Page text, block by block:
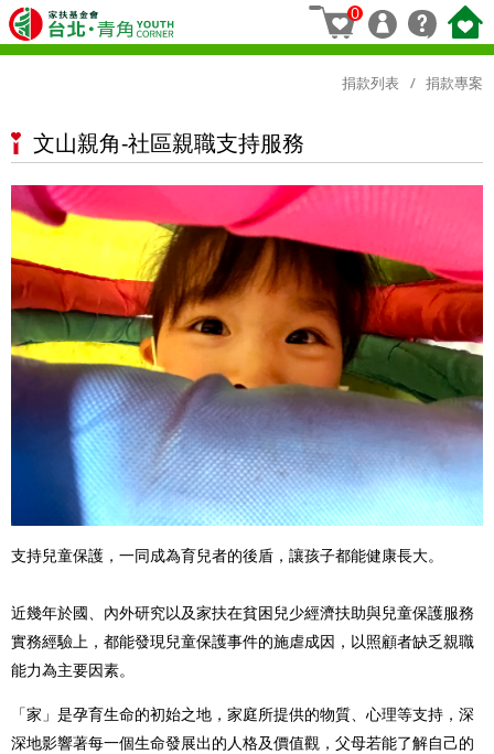
0
捐款列表 捐款專案
文山親角-社區親職支持服務
支持兒童保護，一同成為育兒者的後盾，讓孩子都能健康長大。
近幾年於國、內外研究以及家扶在貧困兒少經濟扶助與兒童保護服務
實務經驗上，都能發現兒童保護事件的施虐成因，以照顧者缺乏親職
能力為主要因素。
「家」是孕育生命的初始之地，家庭所提供的物質、心理等支持，深
深地影響著每一個生命發展出的人格及價值觀，父母若能了解自己的